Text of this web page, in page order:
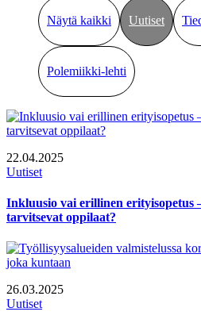
Näytä kaikki Uutiset
Polemiikki-lehti
22.04.2025
Uutiset
Inkluusio vai erillinen erityisopetus
tarvitsevat oppilaat?
26.03.2025
Uutiset